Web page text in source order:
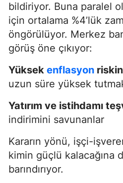
bildiriyor. Buna paralel
için ortalama %4’lük
öngörülüyor. Merkez
görüş öne çıkıyor:
Yüksek enflasyon
uzun süre yüksek
Yatırım ve istihdamı
indirimini savunanlar
Kararın yönü, işçi-
kimin güçlü kalacağına
barındırıyor.